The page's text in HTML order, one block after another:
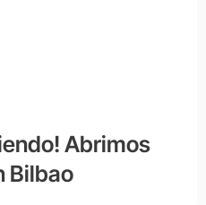
Abrimos
Bilbao